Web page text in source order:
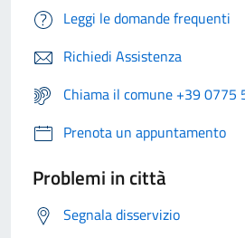
Leggi le domande frequenti
Richiedi Assistenza
Chiama il comune +39 0775
Prenota un appuntamento
Problemi in città
Segnala disservizio